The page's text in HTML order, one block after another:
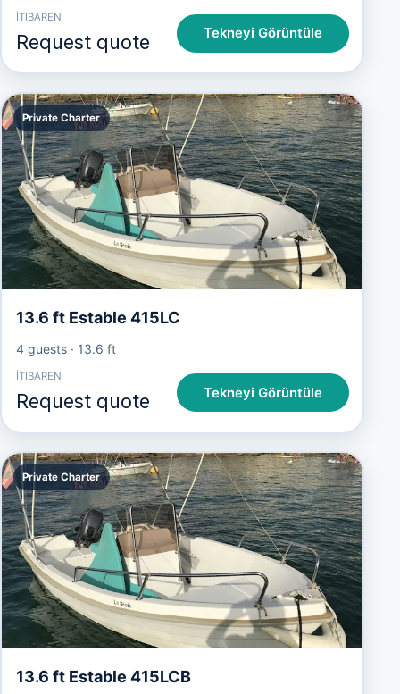
İTIBAREN
Request quote Tekneyi Görüntüle
Private Charter
13.6 ft Estable 415LC
4 guests· 13.6 ft
İTIBAREN
Request quote Tekneyi Görüntüle
Private Charter
13.6 ft Estable 415LCB